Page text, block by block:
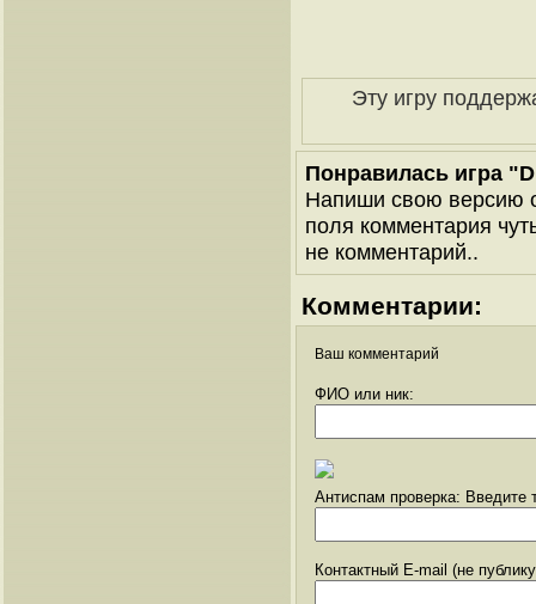
Эту игру
Понравилась игра
Напиши свою версию
поля комментария
не комментарий..
Комментарии:
Ваш комментарий
ФИО или ник:
Антиспам проверка: Введите
Контактный E-mail (не